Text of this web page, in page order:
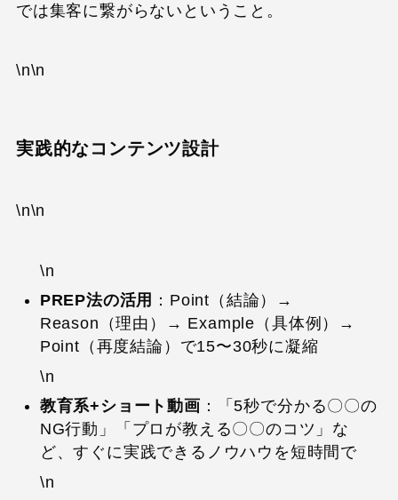
では集客に繋がらないということ。
\n\n
実践的なコンテンツ設計
\n\n
\n
PREP法の活用 ：Point（結論）→
Reason（理由）→ Example（具体例）→
Point（再度結論）で15〜30秒に凝縮
\n
教育系+ショート動画 ：「5秒で分かる〇〇の
NG行動」「プロが教える〇〇のコツ」な
ど、すぐに実践できるノウハウを短時間で
\n